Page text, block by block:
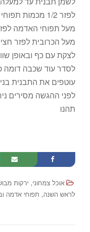
לפזר 1/2 מכמות תפוחי האדמה
מעל תפוחי האדמה לפזר 1/2 פרחי כרובית
מעל הכרובית לפזר
לצקת עם כף ובאופן שווה 1/2 מכמות
לסדר עוד שכבה
עוטפים את התבנית בניר
לפני ההגשה מסירים
תהנו
אוכל צמחוני, ירקות
לראש השנה, תפוחי אדמה